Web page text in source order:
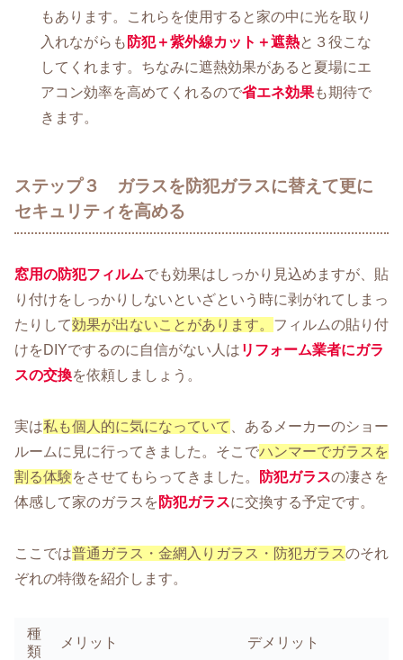
もあります。これらを使用すると家の中に光を取り
入れながらも 防犯＋紫外線カット＋遮熱と３役こな
してくれます。ちなみに遮熱効果があると夏場にエ
アコン効率を高めてくれるので省エネ効果も期待で
きます。
ステップ３ ガラスを防犯ガラスに替えて更に
セキュリティを高める
窓用の防犯フィルムでも効果はしっかり見込めますが、貼
り付けをしっかりしないといざという時に剥がれてしまっ
たりして効果が出ないことがあります。 フィルムの貼り付
けをDIYでするのに自信がない人は リフォーム業者にガラ
スの交換を依頼しましょう。
実は私も個人的に気になっていて
、あるメーカーのショー
ルームに見に行ってきました。そこでハンマーでガラスを
割る体験をさせてもらってきました。 防犯ガラスの凄さを
体感して家のガラスを 防犯ガラスに交換する予定です。
ここでは普通ガラス・金網入りガラス・防犯ガラスのそれ
ぞれの特徴を紹介します。
種
類
メリット デメリット